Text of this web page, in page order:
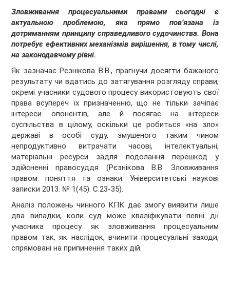
Зловживання процесуальними правами сьогодні є
актуальною проблемою, яка прямо повʼязана із
дотриманням принципу справедливого судочинства. Вона
потребує ефективних механізмів вирішення, в тому числі,
на законодавчому рівні.
Як зазначає Рєзнікова В.В., прагнучи досягти бажаного
результату чи вдатись до затягування розгляду справи,
окремі учасники судового процесу використовують свої
права всупереч їх призначенню, що не тільки зачіпає
інтереси опонентів, але й посягає на інтереси
суспільства в цілому, оскільки це робиться «на зло»
державі в особі суду, змушеного таким чином
непродуктивно витрачати часові, інтелектуальні,
матеріальні ресурси задля подолання перешкод у
здійсненні правосуддя (Рєзнікова В.В. Зловживання
правом: поняття та ознаки. Університетські наукові
записки 2013. № 1(45). С.23-35).
Аналіз положень чинного КПК дає змогу виявити лише
два випадки, коли суд може кваліфікувати певні дії
учасника процесу як зловживання процесуальним
правом так, як наслідок, вчинити процесуальні заходи,
спрямовані на припинення таких дій.